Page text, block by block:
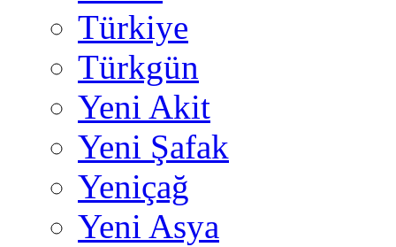
Türkiye
Türkgün
Yeni Akit
Yeni Şafak
Yeniçağ
Yeni Asya